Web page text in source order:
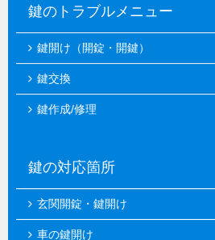
鍵のトラブルメニュー
鍵開け（開錠・開鍵）
鍵交換
鍵作成/修理
鍵の対応箇所
玄関開錠・鍵開け
車の鍵開け